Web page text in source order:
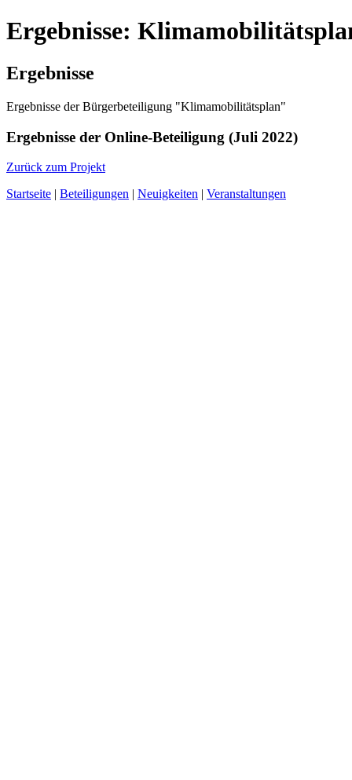
Ergebnisse:
Ergebnisse
Ergebnisse der Bürgerbeteiligung "Klimamobilitätsplan"
Ergebnisse der Online-Beteiligung (Juli 2022)
Zurück zum Projekt
Startseite | Beteiligungen | Neuigkeiten | Veranstaltungen